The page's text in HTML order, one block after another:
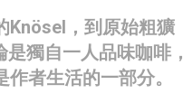
Knösel，到原始粗獷
獨自一人品味咖啡，
者生活的一部分。